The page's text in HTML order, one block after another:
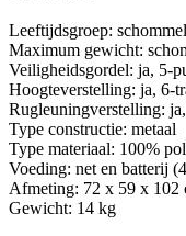
Leeftijdsgroep:
Maximum gewicht:
Veiligheidsgordel: ja, 5-
Hoogteverstelling: ja, 6-
Rugleuningverstelling:
Type constructie: metaal
Type materiaal: 100%
Voeding: net en batterij
Afmeting: 72 x 59 x 102
Gewicht: 14 kg